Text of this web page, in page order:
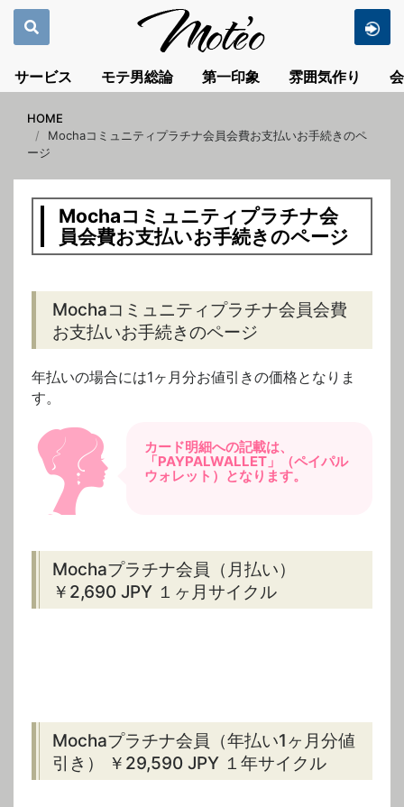
サービス モテ男総論 第一印象 雰囲気作り
HOME
Mochaコミュニティプラチナ会員会費お支払いお手続きのペ
ージ
Mochaコミュニティプラチナ会
員会費お支払いお手続きのページ
Mochaコミュニティプラチナ会員会費
お支払いお手続きのページ
年払いの場合には1ヶ月分お値引きの価格となりま
す。
カード明細への記載は、
「PAYPALWALLET」（ペイパル
ウォレット）となります。
Mochaプラチナ会員（月払い）
￥2,690 JPY １ヶ月サイクル
Mochaプラチナ会員（年払い1ヶ月分値
引き） ￥29,590 JPY １年サイクル